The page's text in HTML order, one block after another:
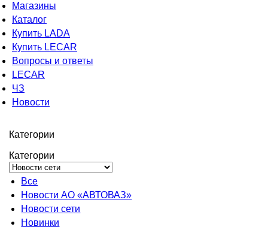
Магазины
Каталог
Купить LADA
Купить LECAR
Вопросы и ответы
LECAR
ЧЗ
Новости
Категории
Категории
Все
Новости АО «АВТОВАЗ»
Новости сети
Новинки